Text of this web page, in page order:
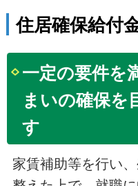
住居確保給付
一定の要件を
まいの確保を
す
家賃補助等を行い